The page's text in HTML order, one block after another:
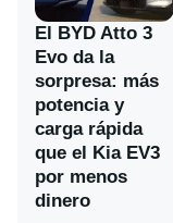
El BYD Atto 3
Evo da la
sorpresa: más
potencia y
carga rápida
que el Kia EV3
por menos
dinero